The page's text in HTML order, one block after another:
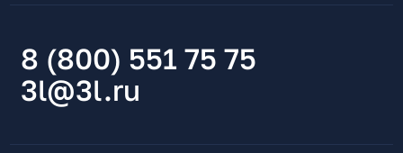
8 (800) 551 75 75
3l@3l.ru